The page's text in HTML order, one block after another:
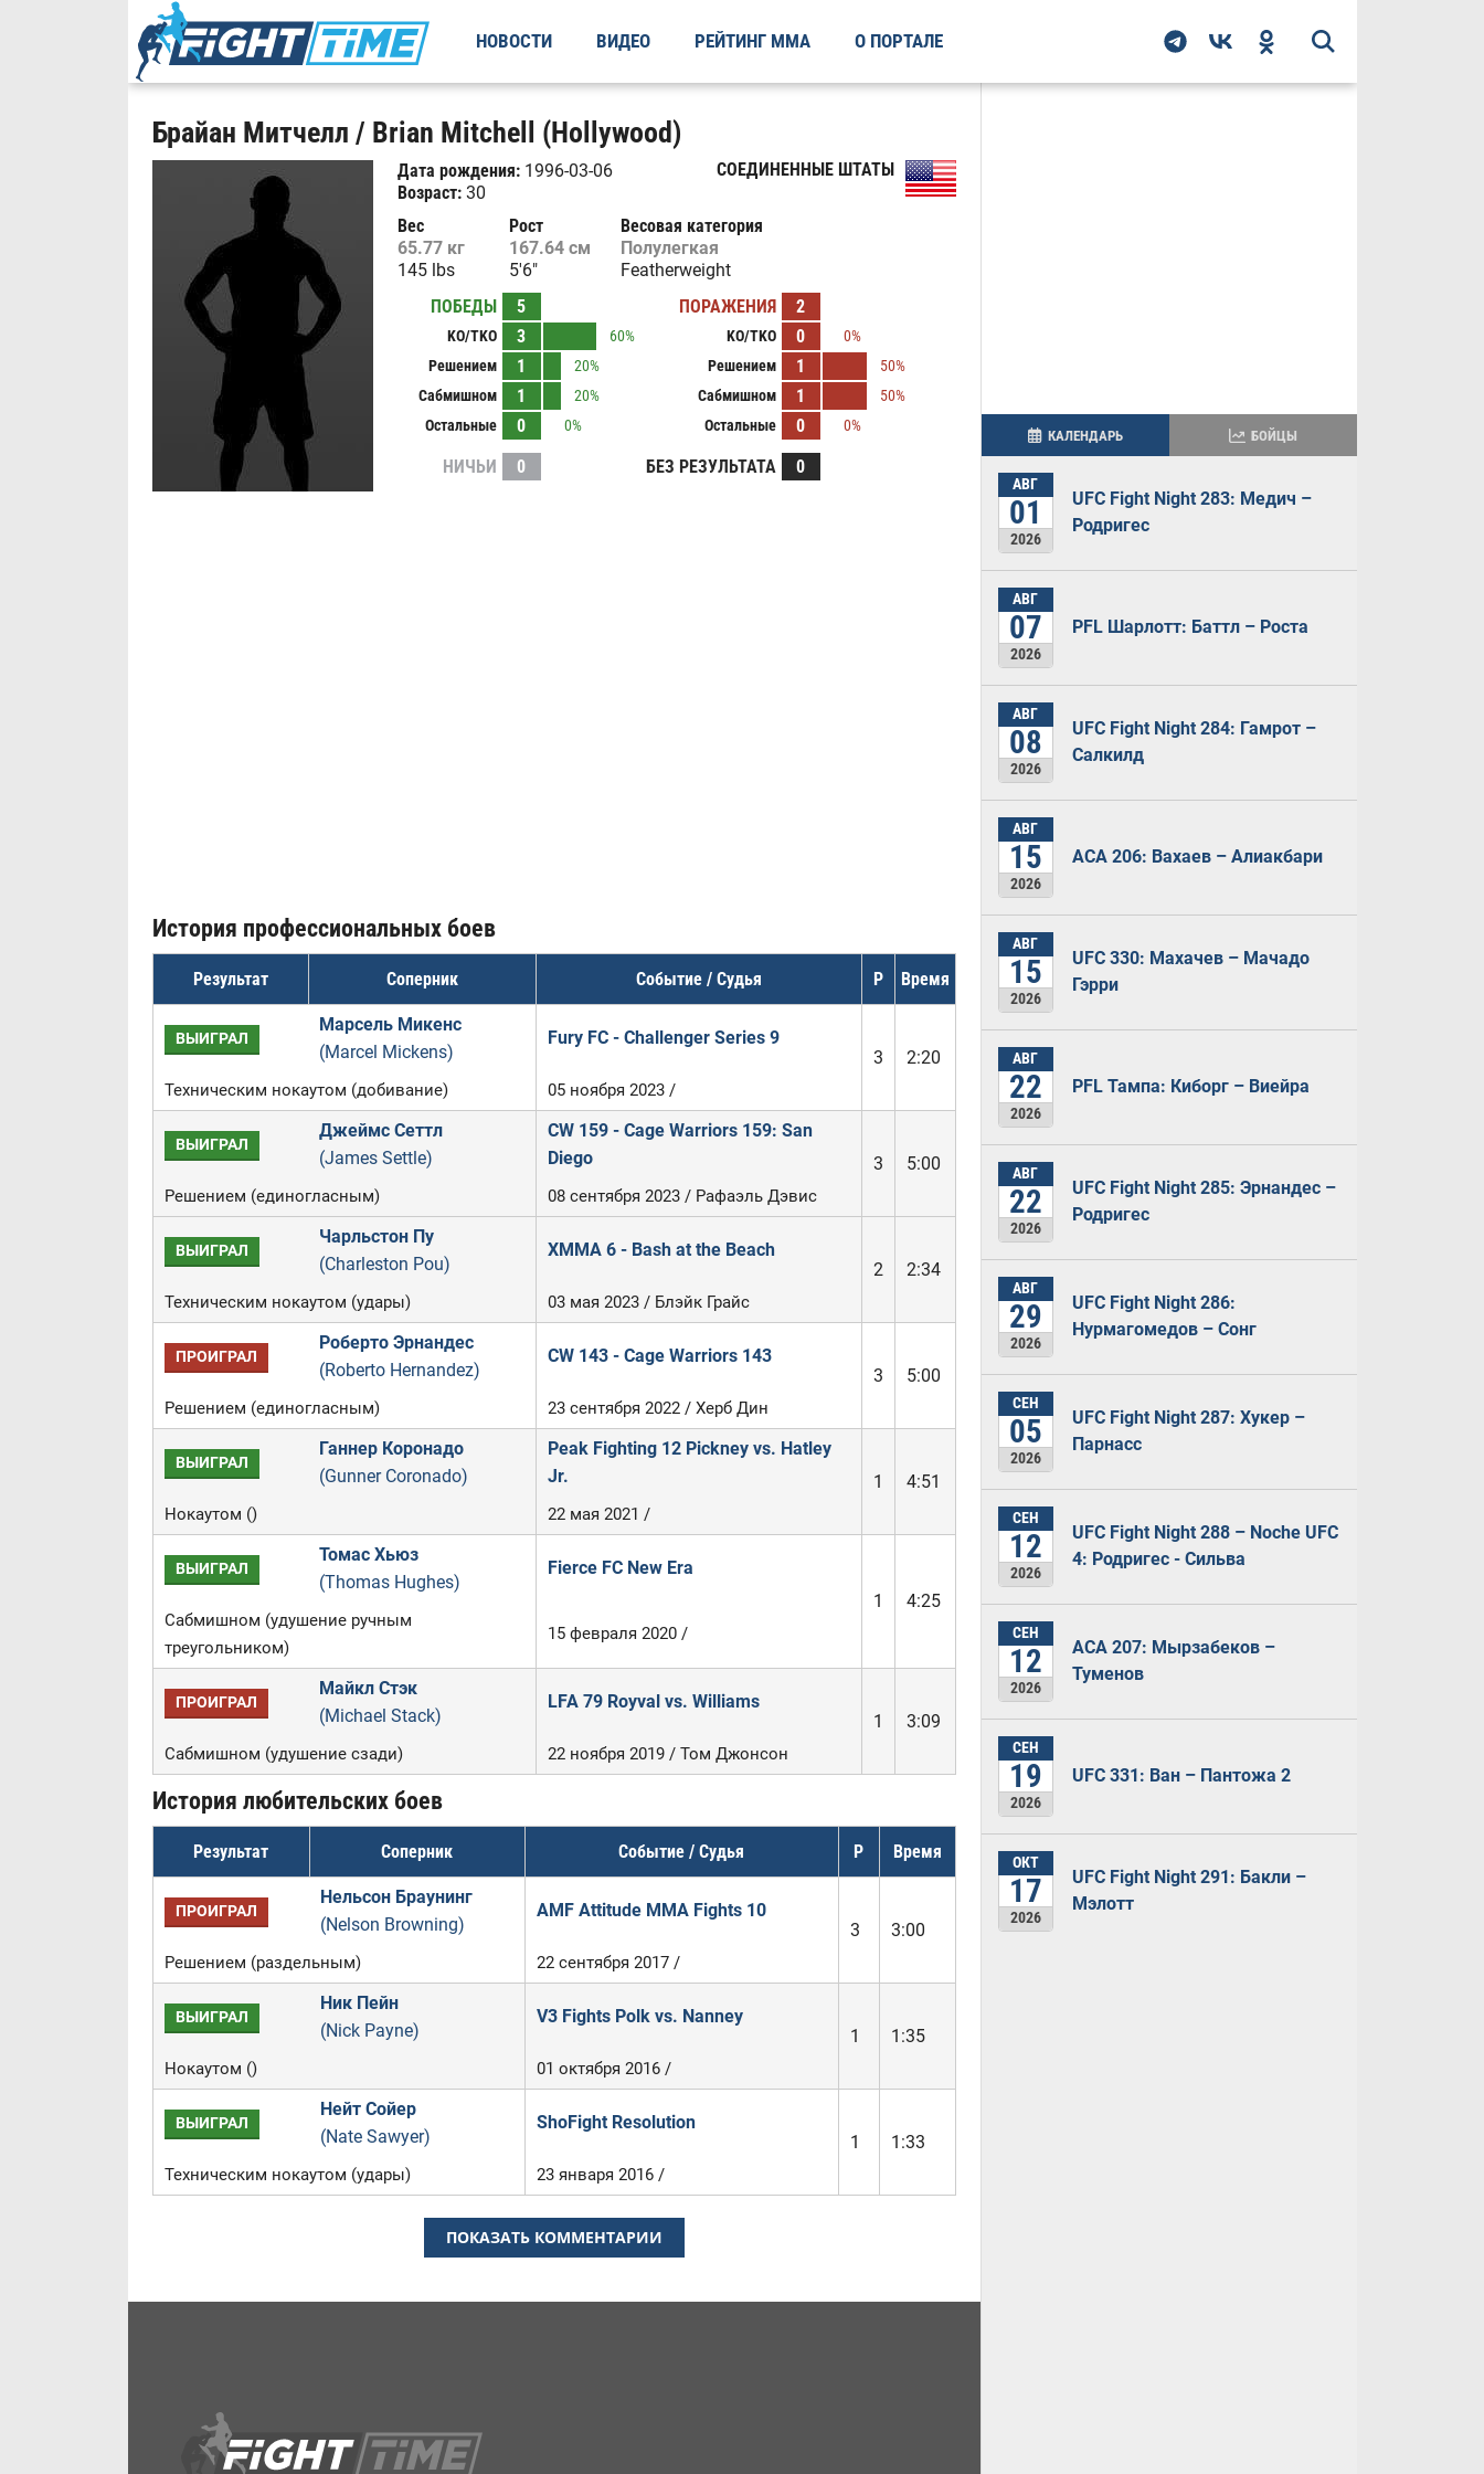
НОВОСТИ ВИДЕО РЕЙТИНГ ММА О ПОРТАЛЕ
Брайан Митчелл / Brian Mitchell (Hollywood)
Дата рождения:1996-03-06
Возраст:30
СОЕДИНЕННЫЕ ШТАТЫ
Вес
65.77 кг
145 lbs
Рост
167.64 см
5'6"
Весовая категория
Полулегкая
Featherweight
ПОБЕДЫ
5
KO/TKO 3
60%
Решением
1
20%
Сабмишном
1
20%
Остальные
0 0%
ПОРАЖЕНИЯ 2
KO/TKO 0
0%
Решением
1
50%
Сабмишном
1
50%
Остальные
0 0%
НИЧЬИ 0 БЕЗ РЕЗУЛЬТАТА 0
История профессиональных боев
Результат Соперник Событие / Судья Р Время
ВЫИГРАЛ
Марсель Микенс
(Marcel Mickens)
Fury FC - Challenger Series 9
3
2:20
Техническим нокаутом (добивание) 05 ноября 2023 /
ВЫИГРАЛ
Джеймс Сеттл
(James Settle)
CW 159 - Cage Warriors 159: San
Diego
3 5:00
Решением (единогласным) 08 сентября 2023 / Рафаэль Дэвис
ВЫИГРАЛ
Чарльстон Пу
(Charleston Pou)
XMMA 6 - Bash at the Beach
2
2:34
Техническим нокаутом (удары) 03 мая 2023 / Блэйк Грайс
ПРОИГРАЛ
Роберто Эрнандес
(Roberto Hernandez)
CW 143 - Cage Warriors 143
3
5:00
Решением (единогласным) 23 сентября 2022 / Херб Дин
ВЫИГРАЛ
Ганнер Коронадо
(Gunner Coronado)
Peak Fighting 12 Pickney vs. Hatley
Jr.
1 4:51
Нокаутом () 22 мая 2021 /
ВЫИГРАЛ
Томас Хьюз
(Thomas Hughes)
Fierce FC New Era
1
4:25
Сабмишном (удушение ручным
треугольником)
15 февраля 2020 /
ПРОИГРАЛ
Майкл Стэк
(Michael Stack)
LFA 79 Royval vs. Williams
1
3:09
Сабмишном (удушение сзади) 22 ноября 2019 / Том Джонсон
История любительских боев
Результат Соперник Событие / Судья Р Время
ПРОИГРАЛ
Нельсон Браунинг
(Nelson Browning)
AMF Attitude MMA Fights 10
3
3:00
Решением (раздельным) 22 сентября 2017 /
ВЫИГРАЛ
Ник Пейн
(Nick Payne)
V3 Fights Polk vs. Nanney
1
1:35
Нокаутом () 01 октября 2016 /
ВЫИГРАЛ
Нейт Сойер
(Nate Sawyer)
ShoFight Resolution
1
1:33
Техническим нокаутом (удары) 23 января 2016 /
ПОКАЗАТЬ КОММЕНТАРИИ
КАЛЕНДАРЬ БОЙЦЫ
АВГ
01
2026
UFC Fight Night 283: Медич –
Родригес
АВГ
07
2026
PFL Шарлотт: Баттл – Роста
АВГ
08
2026
UFC Fight Night 284: Гамрот –
Салкилд
АВГ
15
2026
ACA 206: Вахаев – Алиакбари
АВГ
15
2026
UFC 330: Махачев – Мачадо
Гэрри
АВГ
22
2026
PFL Тампа: Киборг – Виейра
АВГ
22
2026
UFC Fight Night 285: Эрнандес –
Родригес
АВГ
29
2026
UFC Fight Night 286:
Нурмагомедов – Сонг
СЕН
05
2026
UFC Fight Night 287: Хукер –
Парнасс
СЕН
12
2026
UFC Fight Night 288 – Noche UFC
4: Родригес - Сильва
СЕН
12
2026
ACA 207: Мырзабеков –
Туменов
СЕН
19
2026
UFC 331: Ван – Пантожа 2
ОКТ
17
2026
UFC Fight Night 291: Бакли –
Мэлотт